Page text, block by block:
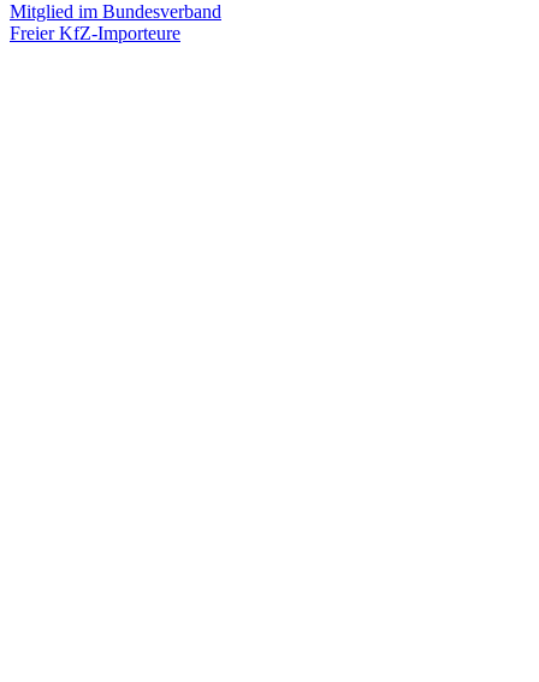
Mitglied im Bundesverband
Freier KfZ-Importeure